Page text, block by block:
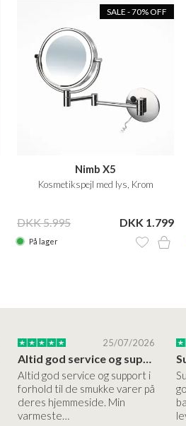
SALE - 70% OFF
Nimb X5
Kosmetikspejl med lys, Krom
DKK 5.995 DKK 1.799
På lager
25/07/2026
Altid god service og support i forhold…
Altid god service og support i
forhold til de smukke varer på
deres hjemmeside. Min
varmeste…